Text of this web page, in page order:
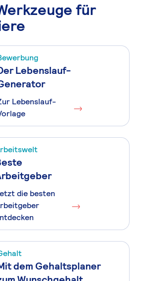
für
Lebenslauf-
Lebenslauf-
die besten
dem Gehaltsplaner